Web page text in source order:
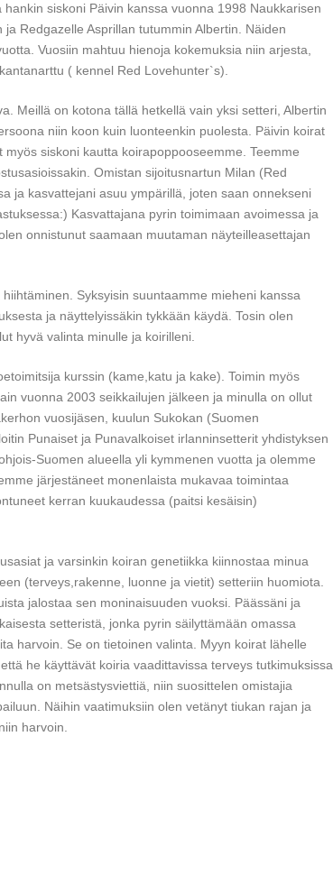
siskoni Päivin kanssa vuonna 1998 Naukkarisen
Redgazelle Asprillan tutummin Albertin. Näiden
Vuosiin mahtuu hienoja kokemuksia niin arjesta,
( kennel Red Lovehunter`s).
Meillä on kotona tällä hetkellä vain yksi setteri, Albertin
niin koon kuin luonteenkin puolesta. Päivin koirat
siskoni kautta koirapoppooseemme. Teemme
Omistan sijoitusnartun Milan (Red
ja kasvattejani asuu ympärillä, joten saan onnekseni
Kasvattajana pyrin toimimaan avoimessa ja
onnistunut saamaan muutaman näyteilleasettajan
Syksyisin suuntaamme mieheni kanssa
ja näyttelyissäkin tykkään käydä. Tosin olen
hyvä valinta minulle ja koirilleni.
kurssin (kame,katu ja kake). Toimin myös
vuonna 2003 seikkailujen jälkeen ja minulla on ollut
vuosijäsen, kuulun Sukokan (Suomen
Punaiset ja Punavalkoiset irlanninsetterit yhdistyksen
Suomen alueella yli kymmenen vuotta ja olemme
järjestäneet monenlaista mukavaa toimintaa
kerran kuukaudessa (paitsi kesäisin)
ja varsinkin koiran genetiikka kiinnostaa minua
(terveys,rakenne, luonne ja vietit) setteriin huomiota.
jalostaa sen moninaisuuden vuoksi. Päässäni ja
setteristä, jonka pyrin säilyttämään omassa
harvoin. Se on tietoinen valinta. Myyn koirat lähelle
he käyttävät koiria vaadittavissa terveys tutkimuksissa
on metsästysviettiä, niin suosittelen omistajia
Näihin vaatimuksiin olen vetänyt tiukan rajan ja
harvoin.